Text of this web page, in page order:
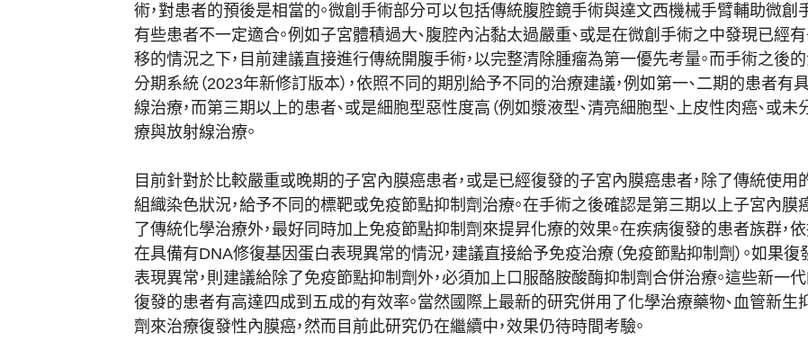
術，對患者的預後是相當的。微創手術部分可以包括傳統腹腔鏡手術與達文西機械手臂輔助微創
有些患者不一定適合。例如子宮體積過大、腹腔內沾黏太過嚴重、或是在微創手術之中發現已經有
移的情況之下，目前建議直接進行傳統開腹手術，以完整清除腫瘤為第一優先考量。而手術之後的
分期系統（2023年新修訂版本），依照不同的期別給予不同的治療建議，例如第一、二期的患者有
線治療，而第三期以上的患者、或是細胞型惡性度高（例如漿液型、清亮細胞型、上皮性肉癌、或未
療與放射線治療。
目前針對於比較嚴重或晚期的子宮內膜癌患者， 或是已經復發的子宮內膜癌患者，除了傳統使用
組織染色狀況，給予不同的標靶或免疫節點抑制劑治療。在手術之後確認是第三期以上子宮內膜
了傳統化學治療外， 最好同時加上免疫節點抑制劑來提昇化療的效果。在疾病復發的患者族群，
在具備有DNA修復基因蛋白表現異常的情況， 建議直接給予免疫治療（免疫節點抑制劑）。如果復
表現異常， 則建議給除了免疫節點抑制劑外，必須加上口服酪胺酸酶抑制劑合併治療。這些新一代
復發的患者有高達四成到五成的有效率。當然國際上最新的研究併用了化學治療藥物、血管新生
劑來治療復發性內膜癌， 然而目前此研究仍在繼續中，效果仍待時間考驗。